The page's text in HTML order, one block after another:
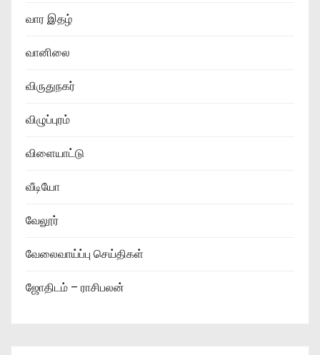
வார இதழ்
வானிலை
விருதுநகர்
விழுப்புரம்
விளையாட்டு
வீடியோ
வேலூர்
வேலைவாய்ப்பு செய்திகள்
ஜோதிடம் – ராசிபலன்